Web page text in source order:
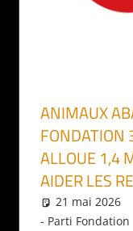
ANIMAUX
FONDATION
ALLOUE 1,4
AIDER LES
21 mai 2026
- Parti Fondation